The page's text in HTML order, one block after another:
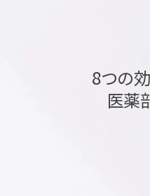
8つの
医薬